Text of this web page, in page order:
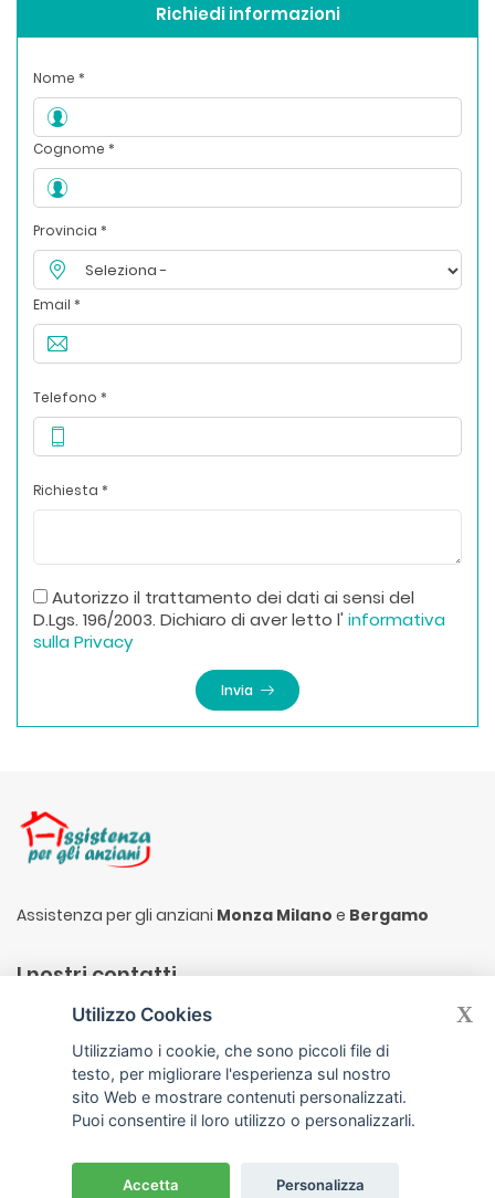
Richiedi informazioni
Nome *
Cognome *
Provincia *
Email *
Telefono *
Richiesta *
Autorizzo il trattamento dei dati ai sensi del
D.Lgs. 196/2003. Dichiaro di aver letto l' informativa
sulla Privacy
Invia
Assistenza per gli anziani Monza Milano e Bergamo
I nostri contatti
Via Silvio Pellico 19, 20872 Cornate D´Adda (MB)
info@assistenzaperglianziani.it
Linea 1 335.8308348
Linea 2 347.4400513
P.I. IT12554320965 Privacy Policy|Cookie Policy
Utilizzo Cookies
Utilizziamo i cookie, che sono piccoli file di
testo, per migliorare l'esperienza sul nostro
sito Web e mostrare contenuti personalizzati.
Puoi consentire il loro utilizzo o personalizzarli.
Accetta
X
Personalizza